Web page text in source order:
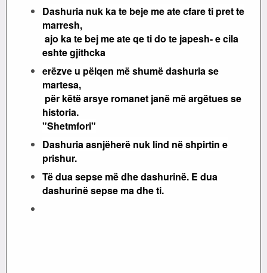
Dashuria nuk ka te beje me ate cfare ti pret te
marresh,
ajo ka te bej me ate qe ti do te japesh- e cila
eshte gjithcka
erëzve u pëlqen më shumë dashuria se
martesa,
për këtë arsye romanet janë më argëtues se
historia.
"Shetmfori"
Dashuria asnjëherë nuk lind në shpirtin e
prishur.
Të dua sepse më dhe dashurinë. E dua
dashurinë sepse ma dhe ti.